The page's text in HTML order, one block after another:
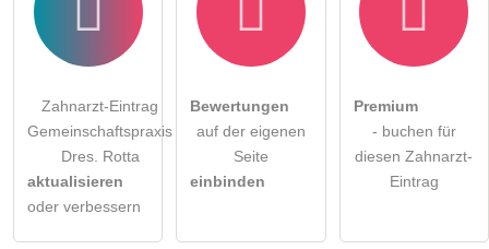
Zahnarzt-Eintrag
Gemeinschaftspraxis
Dres. Rotta
aktualisieren
oder verbessern
Bewertungen
auf der eigenen
Seite
einbinden
Premium
- buchen für
diesen Zahnarzt-
Eintrag